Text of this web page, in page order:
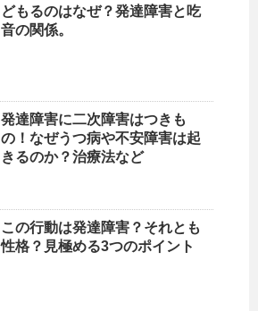
どもるのはなぜ？発達障害と吃
音の関係。
発達障害に二次障害はつきも
の！なぜうつ病や不安障害は起
きるのか？治療法など
この行動は発達障害？それとも
性格？見極める3つのポイント